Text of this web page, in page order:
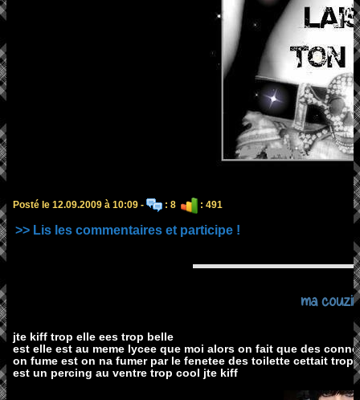
Posté le 12.09.2009 à 10:09 - : 8 : 491
>> Lis les commentaires et participe !
ma
jte kiff trop elle ees trop belle
est elle est au meme lycee que moi alors on fait que des
on fume est on na fumer par le fenetee des toilette cettait
est un percing au ventre trop cool jte kiff